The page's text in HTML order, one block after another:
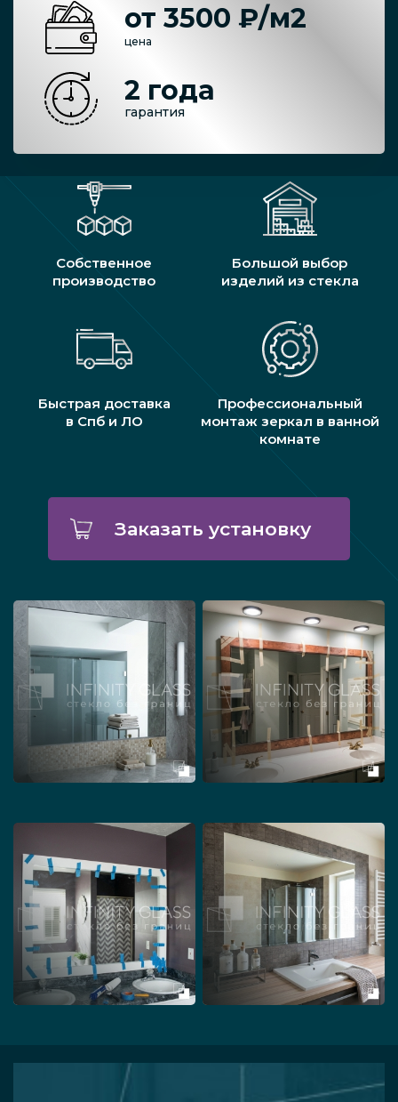
от 3500 ₽/м2
цена
2 года
гарантия
Собственное
производство
Большой выбор
изделий из стекла
Быстрая доставка
в Спб и ЛО
Профессиональный
монтаж зеркал в ванной
комнате
Заказать установку